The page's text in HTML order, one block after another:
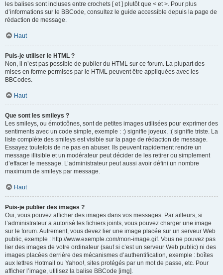
les balises sont incluses entre crochets [ et ] plutôt que < et >. Pour plus
d’informations sur le BBCode, consultez le guide accessible depuis la page de
rédaction de message.
Haut
Puis-je utiliser le HTML ?
Non, il n’est pas possible de publier du HTML sur ce forum. La plupart des
mises en forme permises par le HTML peuvent être appliquées avec les
BBCodes.
Haut
Que sont les smileys ?
Les smileys, ou émoticônes, sont de petites images utilisées pour exprimer des
sentiments avec un code simple, exemple : :) signifie joyeux, :( signifie triste. La
liste complète des smileys est visible sur la page de rédaction de message.
Essayez toutefois de ne pas en abuser. Ils peuvent rapidement rendre un
message illisible et un modérateur peut décider de les retirer ou simplement
d’effacer le message. L’administrateur peut aussi avoir défini un nombre
maximum de smileys par message.
Haut
Puis-je publier des images ?
Oui, vous pouvez afficher des images dans vos messages. Par ailleurs, si
l’administrateur a autorisé les fichiers joints, vous pouvez charger une image
sur le forum. Autrement, vous devez lier une image placée sur un serveur Web
public, exemple : http://www.exemple.com/mon-image.gif. Vous ne pouvez pas
lier des images de votre ordinateur (sauf si c’est un serveur Web public) ni des
images placées derrière des mécanismes d’authentification, exemple : boîtes
aux lettres Hotmail ou Yahoo!, sites protégés par un mot de passe, etc. Pour
afficher l’image, utilisez la balise BBCode [img].